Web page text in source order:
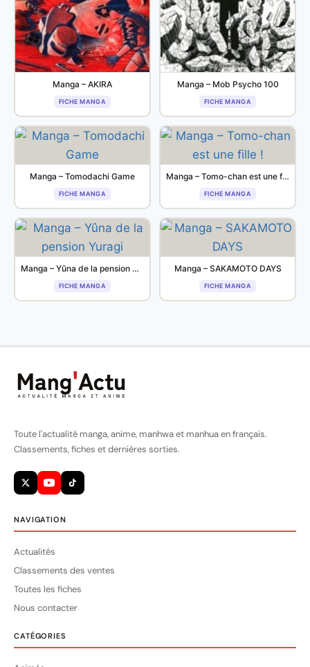
Manga – AKIRA
FICHE MANGA
Manga – Mob Psycho 100
FICHE MANGA
Manga – Tomodachi Game
FICHE MANGA
Manga – Tomo-chan est une fille !
FICHE MANGA
Manga – Yûna de la pension Yuragi
FICHE MANGA
Manga – SAKAMOTO DAYS
FICHE MANGA
Toute l'actualité manga, anime, manhwa et manhua en français.
Classements, fiches et dernières sorties.
NAVIGATION
Actualités
Classements des ventes
Toutes les fiches
Nous contacter
CATÉGORIES